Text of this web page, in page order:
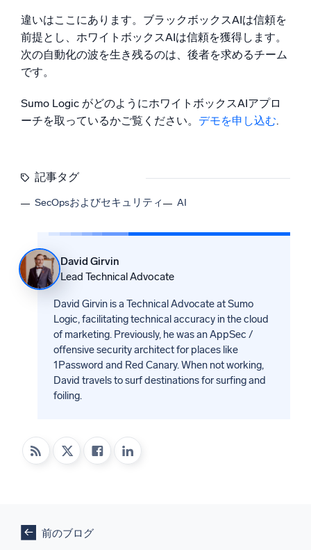
違いはここにあります。ブラックボックスAIは信頼を
前提とし、ホワイトボックスAIは信頼を獲得します。
次の自動化の波を生き残るのは、後者を求めるチーム
です。
Sumo Logic がどのようにホワイトボックスAIアプロ
ーチを取っているかご覧ください。 デモを申し込む.
記事タグ
SecOpsおよびセキュリティ AI
David Girvin
Lead Technical Advocate
David Girvin is a Technical Advocate at Sumo
Logic, facilitating technical accuracy in the cloud
of marketing. Previously, he was an AppSec /
offensive security architect for places like
1Password and Red Canary. When not working,
David travels to surf destinations for surfing and
foiling.
前のブログ